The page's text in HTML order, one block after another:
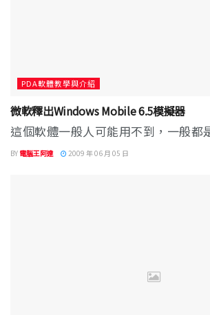
PDA軟體教學與介紹
微軟釋出Windows Mobile 6.5模擬器
這個軟體一般人可能用不到，一般都
BY 電腦王阿達 2009 年 06 月 05 日